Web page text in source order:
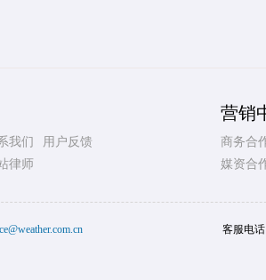
我们
用户反馈
律师
营销
商务合
媒资合
客服电